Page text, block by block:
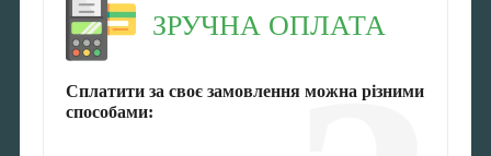
ЗРУЧНА ОПЛАТА
Сплатити за своє замовлення можна різними
способами: